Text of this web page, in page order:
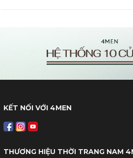
KẾT NỐI VỚI 4MEN
THƯƠNG HIỆU THỜI TRANG NAM